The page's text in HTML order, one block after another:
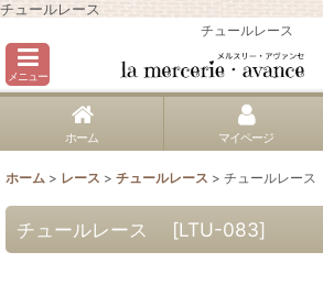
チュールレース
チュールレース
メニュー
ホーム マイページ
ホーム > レース > チュールレース > チュールレース
チュールレース [LTU-083]